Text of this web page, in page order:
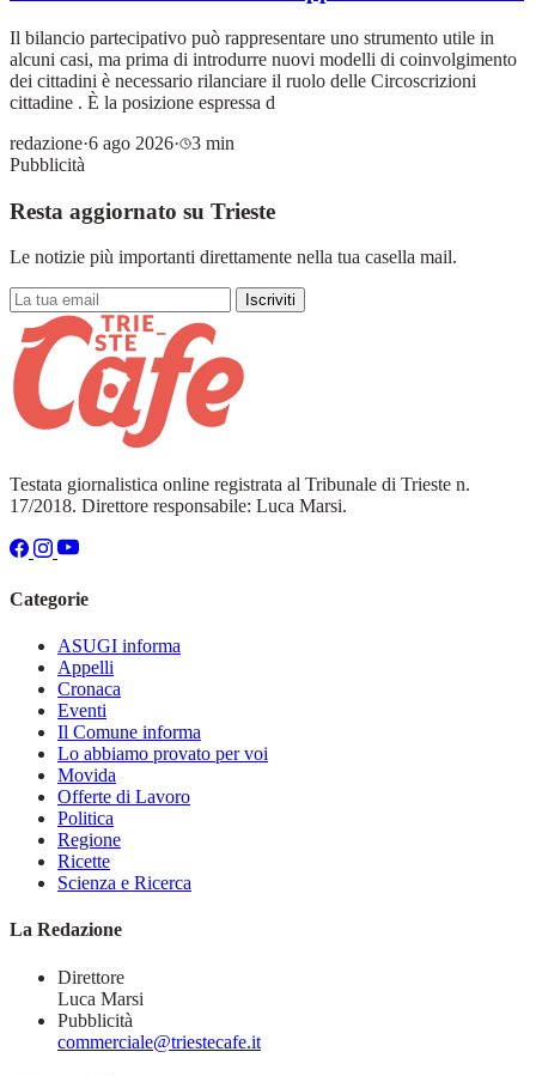
Il bilancio partecipativo può rappresentare uno strumento utile in
alcuni casi, ma prima di introdurre nuovi modelli di coinvolgimento
dei cittadini è necessario rilanciare il ruolo delle Circoscrizioni
cittadine . È la posizione espressa d
redazione·6 ago 2026·
3 min
Pubblicità
Resta aggiornato su Trieste
Le notizie più importanti direttamente nella tua casella mail.
Iscriviti
Testata giornalistica online registrata al Tribunale di Trieste n.
17/2018. Direttore responsabile: Luca Marsi.
Categorie
ASUGI informa
Appelli
Cronaca
Eventi
Il Comune informa
Lo abbiamo provato per voi
Movida
Offerte di Lavoro
Politica
Regione
Ricette
Scienza e Ricerca
La Redazione
Direttore
Luca Marsi
Pubblicità
commerciale@triestecafe.it